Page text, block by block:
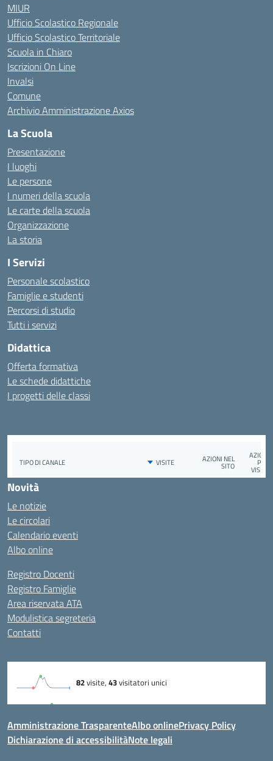
MIUR
Ufficio Scolastico Regionale
Ufficio Scolastico Territoriale
Scuola in Chiaro
Iscrizioni On Line
Invalsi
Comune
Archivio Amministrazione Axios
La Scuola
Presentazione
I luoghi
Le persone
I numeri della scuola
Le carte della scuola
Organizzazione
La storia
I Servizi
Personale scolastico
Famiglie e studenti
Percorsi di studio
Tutti i servizi
Didattica
Offerta formativa
Le schede didattiche
I progetti delle classi
Novità
Le notizie
Le circolari
Calendario eventi
Albo online
Registro Docenti
Registro Famiglie
Area riservata ATA
Modulistica segreteria
Contatti
Amministrazione TrasparenteAlbo onlinePrivacy Policy
Dichiarazione di accessibilitàNote legali